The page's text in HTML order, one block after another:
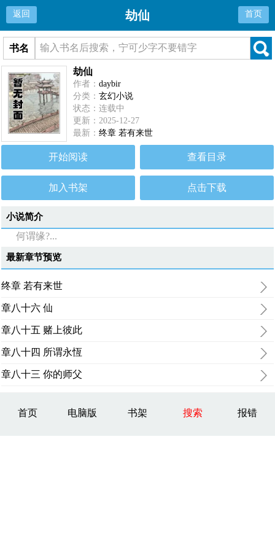
返回 劫仙 首页
书名
劫仙
作者：daybir
分类：玄幻小说
状态：连载中
更新：2025-12-27
最新：终章 若有来世
开始阅读 查看目录
加入书架 点击下载
小说简介
何谓缘?...
最新章节预览
终章 若有来世
章八十六 仙
章八十五 赌上彼此
章八十四 所谓永恆
章八十三 你的师父
首页 电脑版 书架 搜索 报错